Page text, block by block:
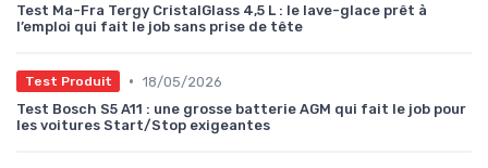
Test Ma-Fra Tergy CristalGlass 4,5 L : le lave-glace prêt à
l’emploi qui fait le job sans prise de tête
Test Produit • 18/05/2026
Test Bosch S5 A11 : une grosse batterie AGM qui fait le job pour
les voitures Start/Stop exigeantes